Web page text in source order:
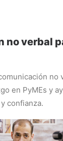
no verbal
no
en PyMEs y
confianza.